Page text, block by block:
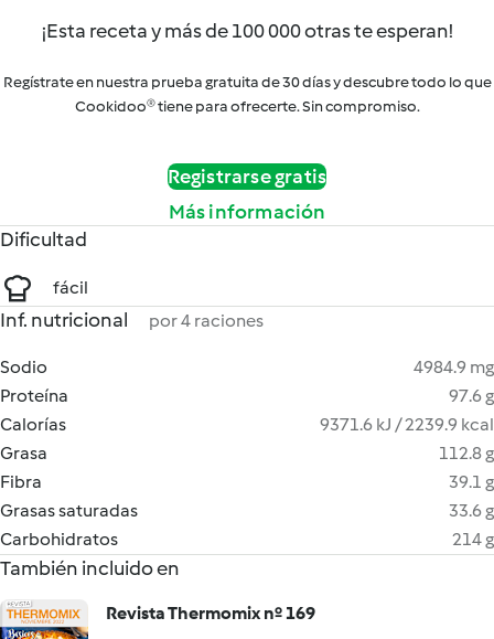
¡Esta receta y más de 100 000 otras te esperan!
Regístrate en nuestra prueba gratuita de 30 días y descubre todo lo que
Cookidoo® tiene para ofrecerte. Sin compromiso.
Registrarse gratis
Más información
Dificultad
fácil
Inf. nutricional por 4 raciones
Sodio
4984.9 mg
Proteína
97.6 g
Calorías
9371.6 kJ / 2239.9 kcal
Grasa
112.8 g
Fibra
39.1 g
Grasas saturadas
33.6 g
Carbohidratos
214 g
También incluido en
Revista Thermomix nº 169